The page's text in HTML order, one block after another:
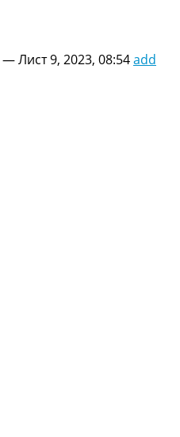
—Лист 9, 2023, 08:54add